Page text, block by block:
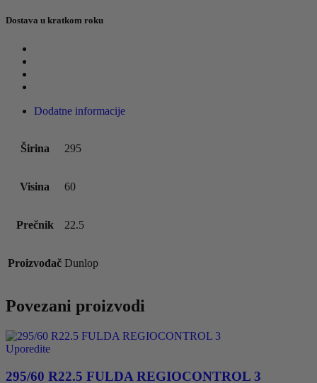
Dostava u kratkom roku
Dodatne informacije
Širina 295
Visina 60
Prečnik 22.5
Proizvođač Dunlop
Povezani proizvodi
Uporedite
295/60 R22.5 FULDA REGIOCONTROL 3